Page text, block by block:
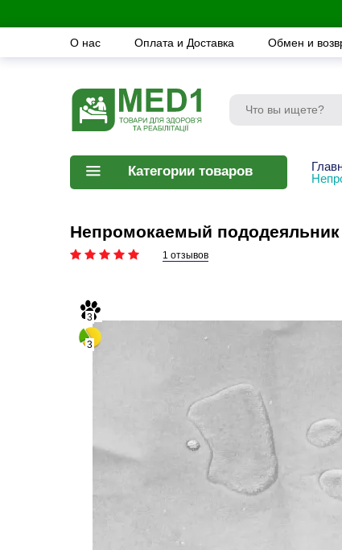
О нас Оплата и Доставка Обмен и
Категории товаров
Непромокаемый пододеяльник
1 отзывов
3
3